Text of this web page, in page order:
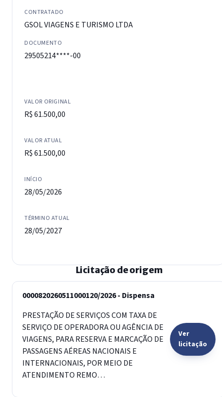
CONTRATADO
GSOL VIAGENS E TURISMO LTDA
DOCUMENTO
29505214****-00
VALOR ORIGINAL
R$ 61.500,00
VALOR ATUAL
R$ 61.500,00
INÍCIO
28/05/2026
TÉRMINO ATUAL
28/05/2027
Licitação de origem
0000820260511000120/2026 - Dispensa
PRESTAÇÃO DE SERVIÇOS COM TAXA DE
SERVIÇO DE OPERADORA OU AGÊNCIA DE
VIAGENS, PARA RESERVA E MARCAÇÃO DE
PASSAGENS AÉREAS NACIONAIS E
INTERNACIONAIS, POR MEIO DE
ATENDIMENTO REMO…
Ver
licitação